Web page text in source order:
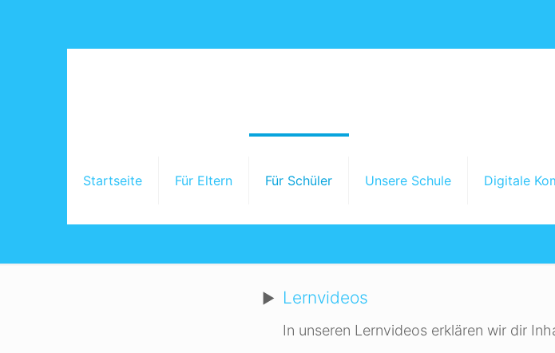
Startseite Für Eltern Für Schüler Unsere Schule Digitale
Für
Lernvideos
In unseren Lernvideos erklären wir dir